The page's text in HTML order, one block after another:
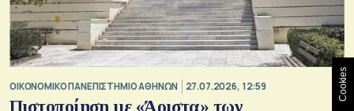
ΟΙΚΟΝΟΜΙΚΟ ΠΑΝΕΠΙΣΤΗΜΙΟ ΑΘΗΝΩΝ 27.07.2026, 12:59
Πιστοποίηση με «Άριστα» των
Cookies